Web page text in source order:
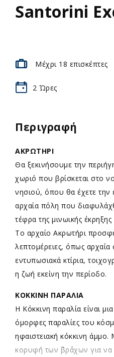
Santorini
Μέχρι 18 επισκέπτες
2 Ώρες
Περιγραφή
ΑΚΡΩΤΗΡΙ
Θα ξεκινήσουμε την
χωριό που βρίσκεται στο
νησιού, όπου θα έχετε την
αρχαία πόλη που
τέφρα της μινωικής
Το αρχαίο Ακρωτήρι
λεπτομέρειες, όπως
εντυπωσιακά κτίρια,
η ζωή εκείνη την περίοδο.
ΚΟΚΚΙΝΗ ΠΑΡΑΛΙΑ
Η Κόκκινη παραλία είναι
όμορφες παραλίες του
ηφαιστειακή κόκκινη άμμο.
κορυφή των βράχων για να